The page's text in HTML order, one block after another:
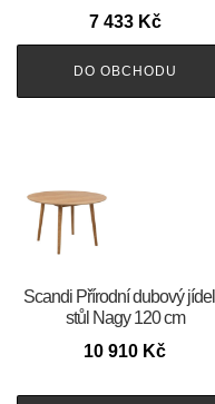
7 433 Kč
DO OBCHODU
Scandi Přírodní dubový
stůl Nagy 120 cm
10 910 Kč